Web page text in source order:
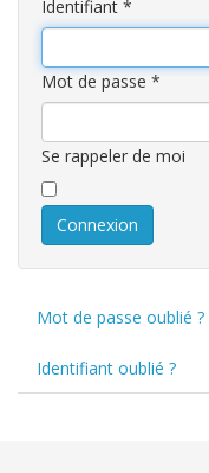
Identifiant *
Mot de passe *
Se rappeler de moi
Connexion
Mot de passe oublié ?
Identifiant oublié ?